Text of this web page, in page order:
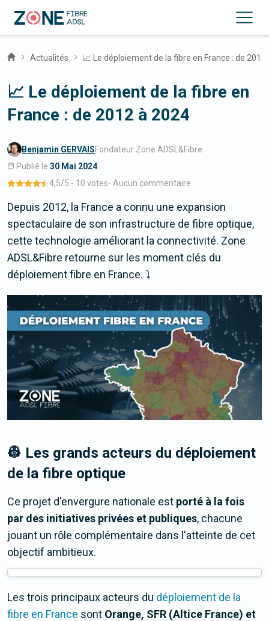
Actualités 📈 Le déploiement de la fibre en France : de 2012
📈 Le déploiement de la fibre en
France : de 2012 à 2024
Benjamin GERVAISFondateur Zone ADSL&Fibre
Publié le 30 Mai 2024
4,5/5 - 10 votes- Aucun commentaire
Depuis 2012, la France a connu une expansion
spectaculaire de son infrastructure de fibre optique,
cette technologie améliorant la connectivité. Zone
ADSL&Fibre retourne sur les moment clés du
déploiement fibre en France. ⤵️
👷 Les grands acteurs du déploiement
de la fibre optique
Ce projet d'envergure nationale est porté à la fois
par des initiatives privées et publiques, chacune
jouant un rôle complémentaire dans l'atteinte de cet
objectif ambitieux.
Les trois principaux acteurs du déploiement de la
fibre en France sont Orange, SFR (Altice France) et